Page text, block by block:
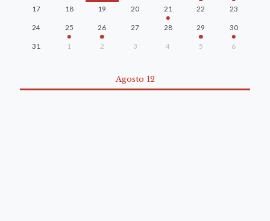
17 18 19 20 21 22 23
24 25 26 27 28 29 30
31 1 2 3 4 5 6
Agosto 12